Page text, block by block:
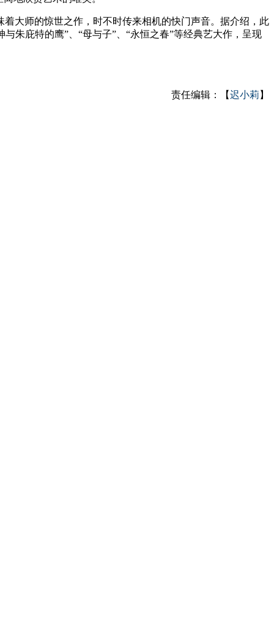
大师的惊世之作，时不时传来相机的快门声音。据介绍，此
朱庇特的鹰”、“母与子”、“永恒之春”等经典艺大作，呈现
责任编辑：【迟小莉 】